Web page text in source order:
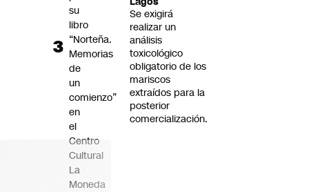
Se exigirá
realizar un
análisis
toxicológico
obligatorio de los
mariscos
extraídos para la
posterior
comercialización.
su
libro
“Norteña.
Memorias
de
un
comienzo”
en
el
Centro
Cultural
La
Moneda